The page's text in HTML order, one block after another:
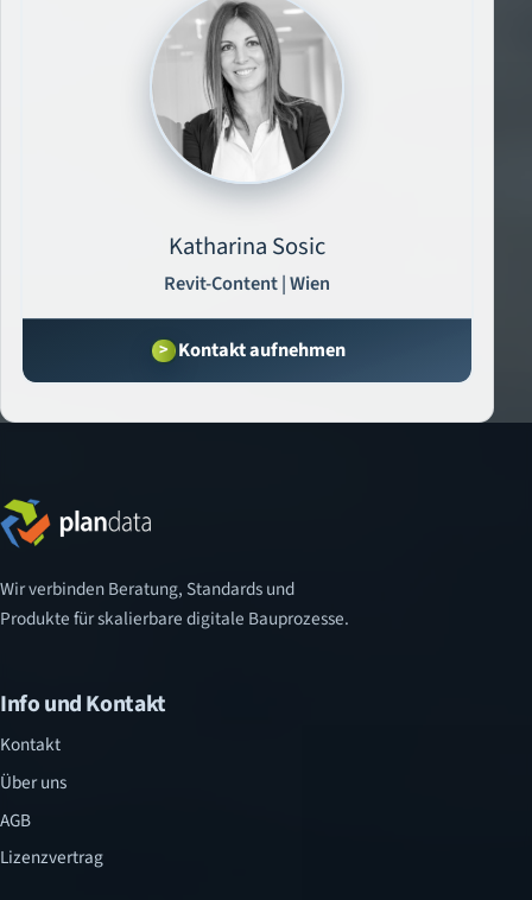
Katharina Sosic
Revit-Content | Wien
Kontakt aufnehmen
Wir verbinden Beratung, Standards und
Produkte für skalierbare digitale Bauprozesse.
Info und Kontakt
Kontakt
Über uns
AGB
Lizenzvertrag